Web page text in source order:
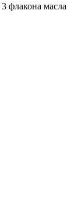
флакона